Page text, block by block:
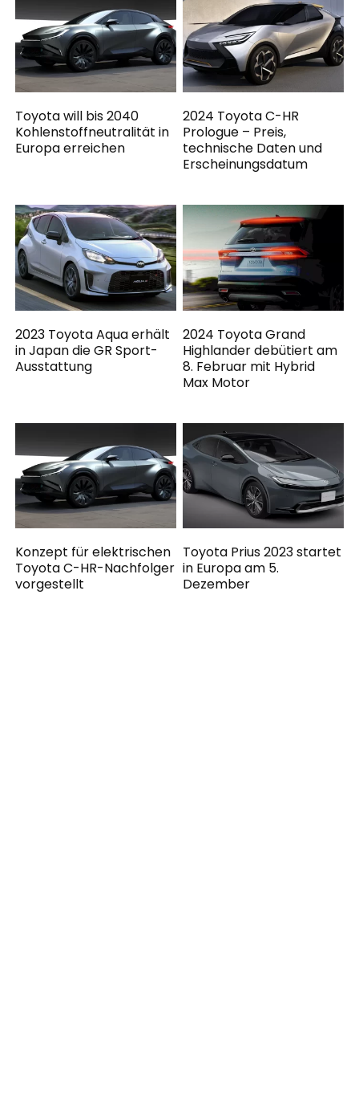
Toyota will bis 2040
Kohlenstoffneutralität in
Europa erreichen
2024 Toyota C-HR
Prologue – Preis,
technische Daten und
Erscheinungsdatum
2023 Toyota Aqua erhält
in Japan die GR Sport-
Ausstattung
2024 Toyota Grand
Highlander debütiert am
8. Februar mit Hybrid
Max Motor
Konzept für elektrischen
Toyota C-HR-Nachfolger
vorgestellt
Toyota Prius 2023 startet
in Europa am 5.
Dezember